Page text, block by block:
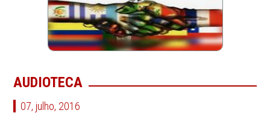
AUDIOTECA
07, julho, 2016